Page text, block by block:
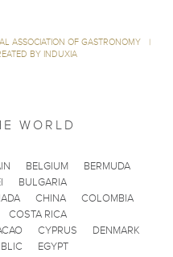
ASSOCIATION OF GASTRONOMY
|
BY INDUXIA
WORLD
BELGIUM
BERMUDA
BULGARIA
CHINA
COLOMBIA
COSTA RICA
CYPRUS
DENMARK
EGYPT